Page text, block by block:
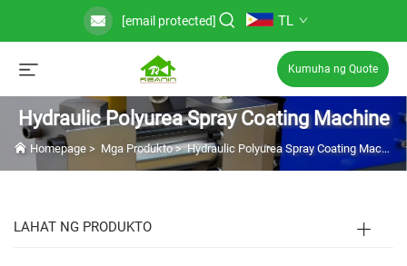
[email protected] TL
Kumuha ng Quote
Hydraulic Polyurea Spray Coating Machine
Homepage > Mga Produkto>Hydraulic Polyurea Spray Coating Machine
LAHAT NG PRODUKTO